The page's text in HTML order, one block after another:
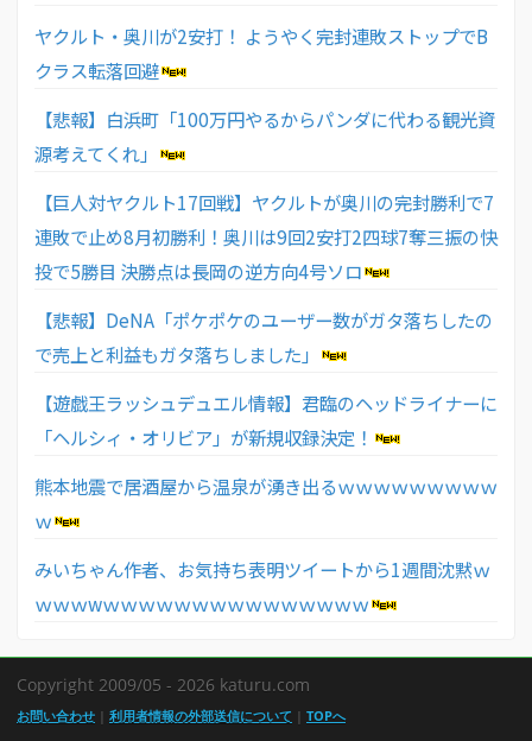
ヤクルト・奥川が2安打！ ようやく完封連敗ストップでB
クラス転落回避
【悲報】白浜町「100万円やるからパンダに代わる観光資
源考えてくれ」
【巨人対ヤクルト17回戦】ヤクルトが奥川の完封勝利で7
連敗で止め8月初勝利！奥川は9回2安打2四球7奪三振の快
投で5勝目 決勝点は長岡の逆方向4号ソロ
【悲報】DeNA「ポケポケのユーザー数がガタ落ちしたの
で売上と利益もガタ落ちしました」
【遊戯王ラッシュデュエル情報】君臨のヘッドライナーに
「ヘルシィ・オリビア」が新規収録決定！
熊本地震で居酒屋から温泉が湧き出るｗｗｗｗｗｗｗｗｗ
ｗ
みいちゃん作者、お気持ち表明ツイートから1週間沈黙ｗ
ｗｗｗwｗｗｗｗｗｗｗｗｗｗｗｗｗｗｗ
Copyright 2009/05 - 2026 katuru.com
お問い合わせ | 利用者情報の外部送信について | TOPへ